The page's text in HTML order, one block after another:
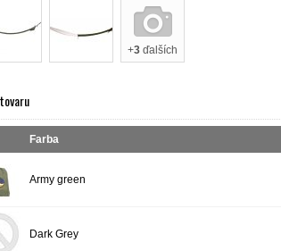
+3 ďalších
Farba
Army green
Dark Grey